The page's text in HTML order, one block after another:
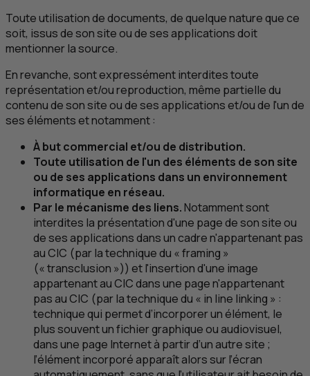
Toute utilisation de documents, de quelque nature que ce
soit, issus de son site ou de ses applications doit
mentionner la source.
En revanche, sont expressément interdites toute
représentation et/ou reproduction, même partielle du
contenu de son site ou de ses applications et/ou de l'un de
ses éléments et notamment :
À but commercial et/ou de distribution.
Toute utilisation de l'un des éléments de son site
ou de ses applications dans un environnement
informatique en réseau.
Par le mécanisme des liens.Notamment sont
interdites la présentation d'une page de son site ou
de ses applications dans un cadre n'appartenant pas
auCIC (par la technique du «framing »
(« transclusion »)) et l'insertion d'une image
appartenant auCICdans une page n'appartenant
pas auCIC (par la technique du « in line linking » :
technique qui permet d’incorporer un élément, le
plus souvent un fichier graphique ou audiovisuel,
dans une page Internet à partir d’un autre site ;
l’élément incorporé apparaît alors sur l’écran